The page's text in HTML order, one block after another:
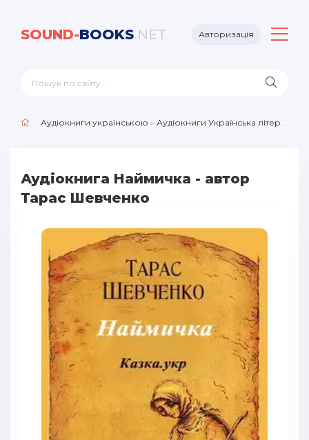
SOUND-BOOKS.NET Авторизація
Аудіокниги українською » Аудіокниги Українська література
Аудіокнига Наймичка - автор
Тарас Шевченко